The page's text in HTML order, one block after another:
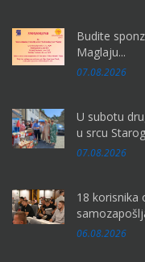
Budite
Maglaju...
07.08.2026
U subotu
u srcu
07.08.2026
18 korisnika
06.08.2026